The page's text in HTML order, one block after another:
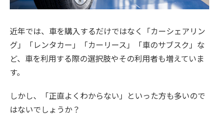
近年では、車を購入するだけではなく「カーシェアリン
グ」「レンタカー」「カーリース」「車のサブスク」な
ど、車を利用する際の選択肢やその利用者も増えていま
す。
しかし、「正直よくわからない」といった方も多いので
はないでしょうか？